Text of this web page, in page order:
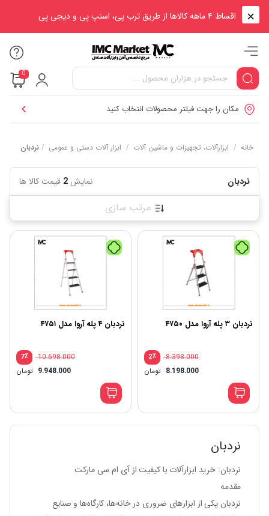
اقساط ۴ ماهه کالاها از طریق ترب پی، اسنپ پی و دیجی پی
0
مکان را جهت فیلتر محصولات انتخاب کنید
خانه / ابزارآلات، تجهیزات و ماشین آلات / ابزار آلات دستی و عمومی / نردبان
نردبان نمایش 2 قیمت کالا ها
مرتب سازی
نردبان ۳ پله آروا مدل ۴۷۵۰
٪2
8.398.000
8.198.000 تومان
نردبان ۴ پله آروا مدل ۴۷۵۱
٪7
10.698.000
9.948.000 تومان
نردبان
نردبان: خرید ابزارآلات با کیفیت از آی ام سی مارکت
مقدمه
نردبان یکی از ابزارهای ضروری در خانه‌ها، کارگاه‌ها و صنایع